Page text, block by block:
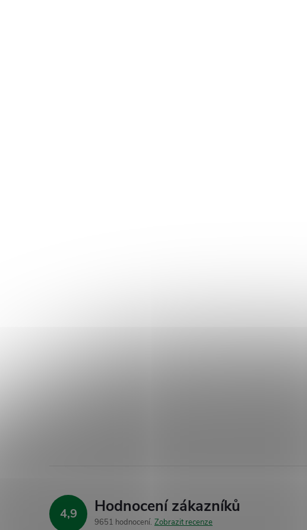
4,9 Hodnocení zákazníků
9651 hodnocení Zobrazit recenze